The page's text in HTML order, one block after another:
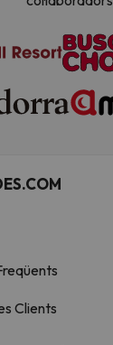
Clients